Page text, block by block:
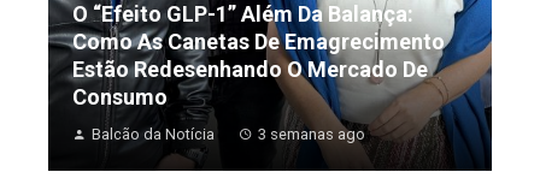
O “Efeito GLP-1” Além Da Balança:
Como As Canetas De Emagrecimento
Estão Redesenhando O Mercado De
Consumo
Balcão da Notícia 3 semanas ago